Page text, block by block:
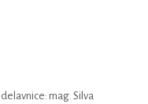
mag. Silva